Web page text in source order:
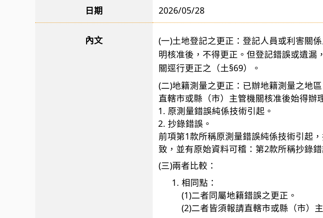
日期 2026/05/28
內文
(一)土地登記之更正：登記人員或利害關
明核准後，不得更正。但登記錯誤或遺
關逕行更正之（土§69）。
(二)地籍測量之更正：已辦地籍測量之地
直轄市或縣（市）主管機關核准後始得辦
原測量錯誤純係技術引起。
抄錄錯誤。
前項第1款所稱原測量錯誤純係技術引起
致，並有原始資料可稽：第2款所稱抄錄
(三)兩者比較：
相同點：
(1)二者同屬地籍錯誤之更正。
(2)二者皆須報請直轄市或縣（市）